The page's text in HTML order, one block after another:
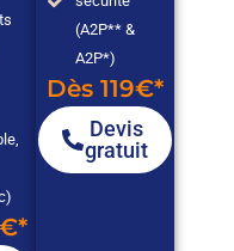
(A2P** &
A2P*)
Dès 119€*
Devis
gratuit